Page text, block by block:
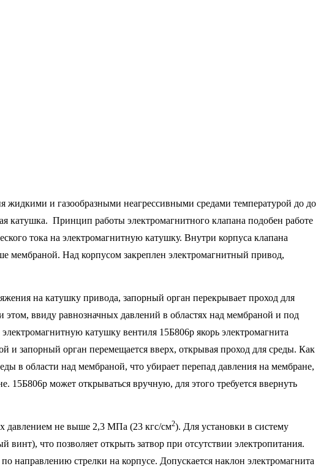
жидкими и газообразными неагрессивными средами температурой до до
катушка. Принцип работы электромагнитного клапана подобен работе
тока на электромагнитную катушку. Внутри корпуса клапана
мембраной. Над корпусом закреплен электромагнитный привод,
на катушку привода, запорный орган перекрывает проход для
ввиду равнозначных давлений в областях над мембраной и под
катушку вентиля 15Б806р якорь электромагнита
и запорный орган перемещается вверх, открывая проход для среды. Как
в области над мембраной, что убирает перепад давления на мембране,
может открываться вручную, для этого требуется ввернуть
давлением не выше 2,3 МПа (23 кгс/см2). Для установки в систему
что позволяет открыть затвор при отсутствии электропитания.
направлению стрелки на корпусе. Допускается наклон электромагнита